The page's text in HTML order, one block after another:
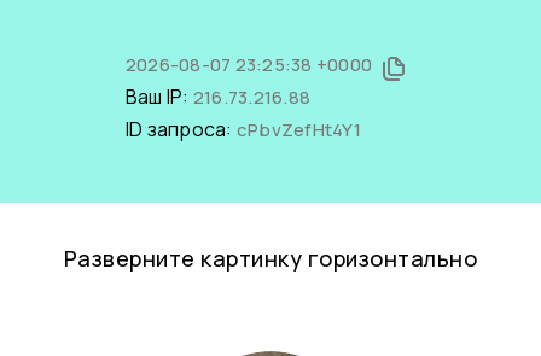
2026-08-07 23:25:38 +0000
Ваш IP: 216.73.216.88
ID запроса: cPbvZefHt4Y1
Разверните картинку горизонтально